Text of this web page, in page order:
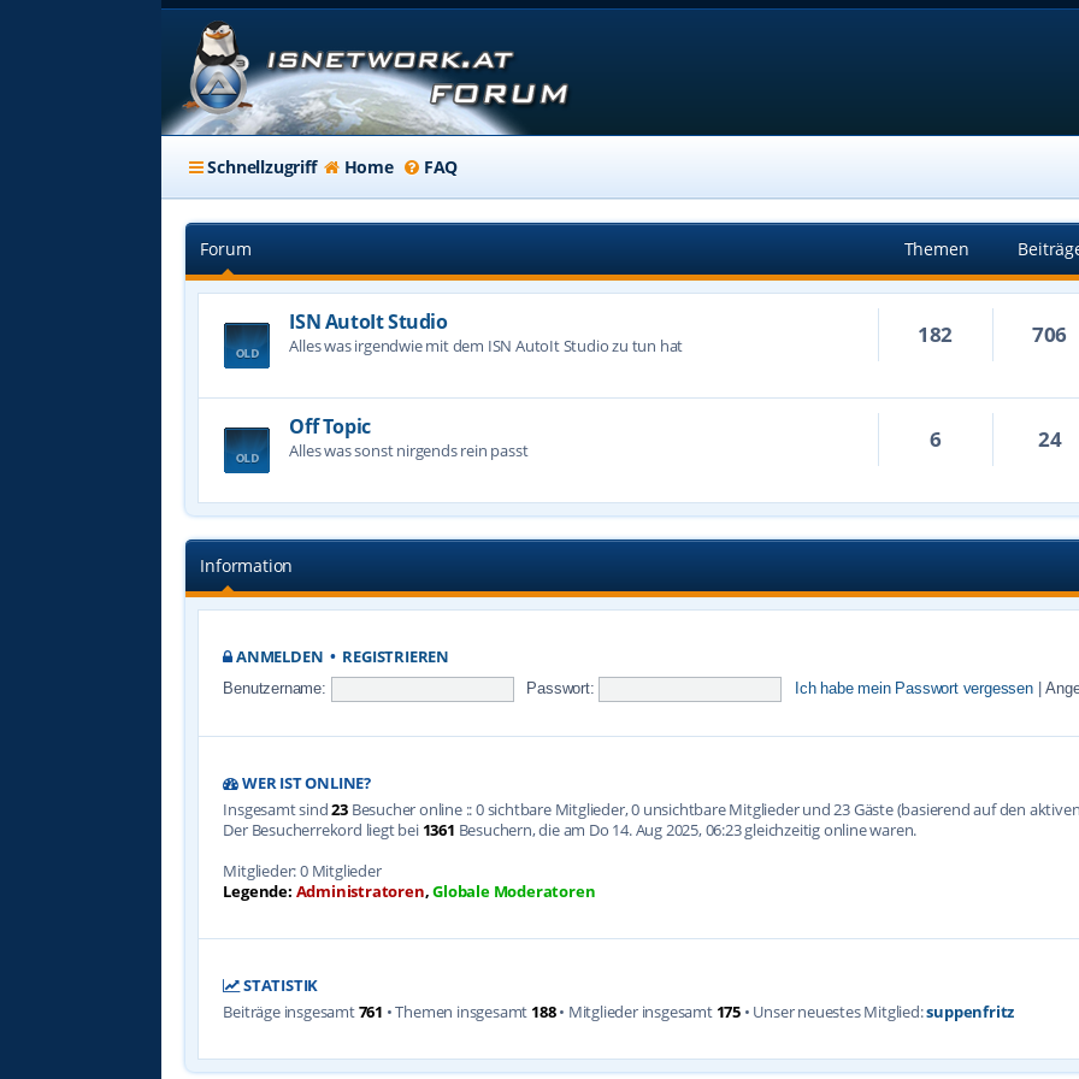
Schnellzugriff Home FAQ
Forum Themen
ISN AutoIt Studio
Alles was irgendwie mit dem ISN AutoIt Studio zu tun hat 182 706
Off Topic
Alles was sonst nirgends rein passt 6 24
Information
ANMELDEN • REGISTRIEREN
Benutzername: Passwort: Ich habe mein Passwort vergessen
WER IST ONLINE?
Insgesamt sind23 Besucher online :: 0 sichtbare Mitglieder, 0 unsichtbare Mitglieder und 23 Gäste (basierend auf den
Der Besucherrekord liegt bei 1361 Besuchern, die am Do 14. Aug 2025, 06:23 gleichzeitig online waren.
Mitglieder: 0 Mitglieder
Legende: Administratoren,Globale Moderatoren
STATISTIK
Beiträge insgesamt761 • Themen insgesamt 188• Mitglieder insgesamt 175 • Unser neuestes Mitglied:suppenfritz